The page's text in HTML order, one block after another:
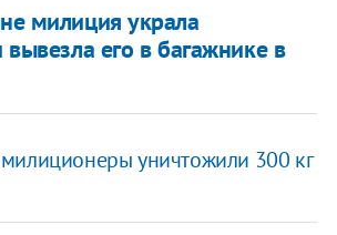
милиция украла
его в багажнике в
уничтожили 300 кг